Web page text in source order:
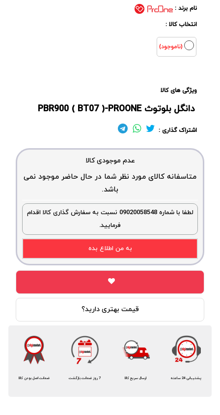
نام برند :
انتخاب کالا :
(ناموجود)
ویژگی های کالا
دانگل بلوتوث PBR900 ( BT07 )-PROONE
اشتراک گذاری :
عدم موجودی کالا
متاسفانه کالای مورد نظر شما در حال حاضر موجود نمی
باشد.
لطفا با شماره 09020058548 نسبت به سفارش گذاری کالا اقدام
فرمایید.
به من اطلاع بده
قیمت بهتری دارید؟
ضمانت اصل بودن کالا 7 روز ضمانت بازگشت ارسال سریع کالا پشتیبانی 24 ساعته